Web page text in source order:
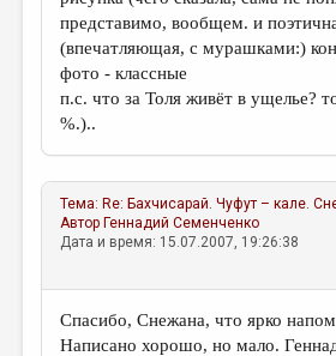
представимо, вообщем. и
(впечатляющая, с мурашками:)
фото - классные
п.с. что за Толя живёт в ущелье?
%.)..
Тема: Re: Бахчисарай. Чуфут – кале.
Автор Геннадий Семенченко
Дата и время: 15.07.2007, 19:26:38
Спасибо, Снежана, что ярко
Написано хорошо, но мало.